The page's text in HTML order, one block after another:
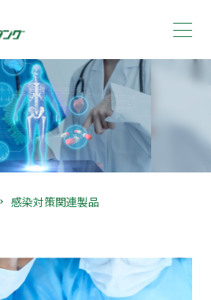
感染対策関連製品